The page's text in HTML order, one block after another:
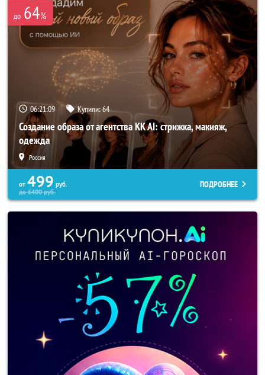
до 64%
06:21:08 Купили:64
Создание образа от агентства KK AI: стрижка, макияж,
одежда
Россия
от 499 руб.
до6400руб.
ПОДРОБНЕЕ